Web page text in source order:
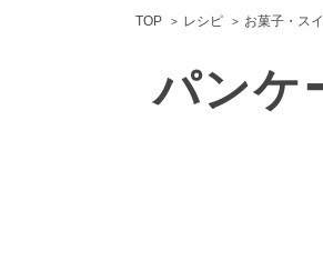
TOP レシピ お菓子・ス
パンケ